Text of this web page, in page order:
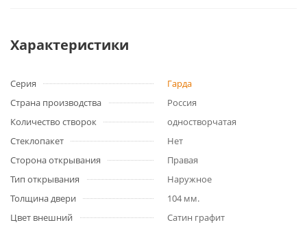
Характеристики
Серия
Гарда
Страна производства
Россия
Количество створок
одностворчатая
Стеклопакет
Нет
Сторона открывания
Правая
Тип открывания
Наружное
Толщина двери
104 мм.
Цвет внешний
Сатин графит